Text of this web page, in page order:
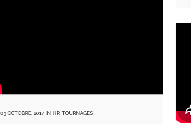
03 OCTOBRE, 2017 IN HP, TOURNAGES